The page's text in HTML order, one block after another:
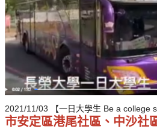
2021/11/03 【一日大學生 Be a college
市安定區港尾社區、中沙社